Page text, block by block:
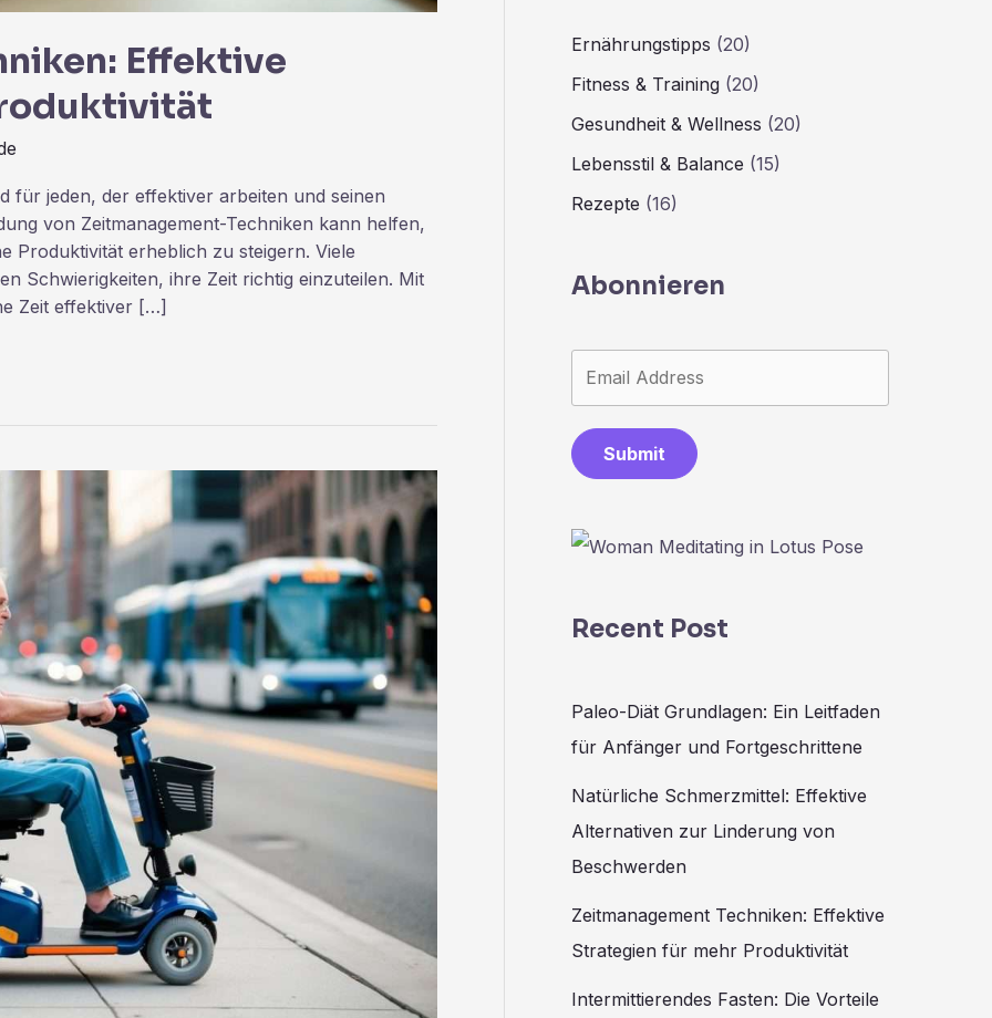
Effektive
für jeden, der effektiver arbeiten und seinen
von Zeitmanagement-Techniken kann helfen,
Produktivität erheblich zu steigern. Viele
Schwierigkeiten, ihre Zeit richtig einzuteilen. Mit
Zeit effektiver […]
Ernährungstipps (20)
Fitness & Training (20)
Gesundheit & Wellness (20)
Lebensstil & Balance (15)
Rezepte (16)
Abonnieren
Submit
Recent Post
Paleo-Diät Grundlagen: Ein Leitfaden
für Anfänger und Fortgeschrittene
Natürliche Schmerzmittel: Effektive
Alternativen zur Linderung von
Beschwerden
Zeitmanagement Techniken: Effektive
Strategien für mehr Produktivität
Intermittierendes Fasten: Die Vorteile